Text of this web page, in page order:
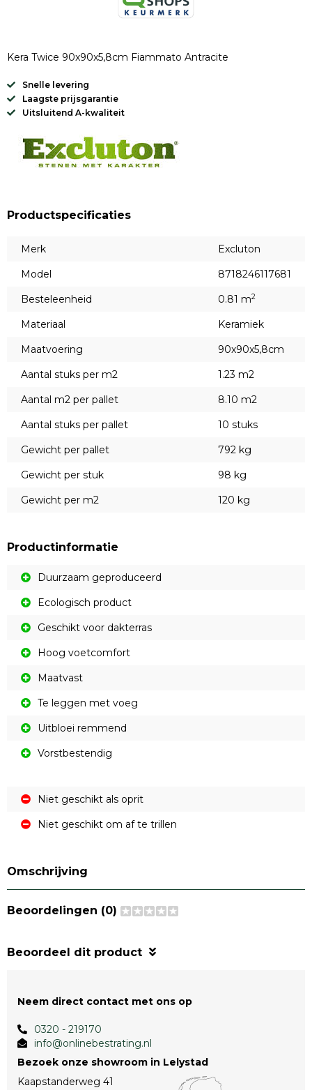
Kera Twice 90x90x5,8cm Fiammato Antracite
Snelle levering
Laagste prijsgarantie
Uitsluitend A-kwaliteit
Productspecificaties
Merk
Excluton
Model
8718246117681
Besteleenheid
0.81 m2
Materiaal
Keramiek
Maatvoering
90x90x5,8cm
Aantal stuks per m2
1.23 m2
Aantal m2 per pallet
8.10 m2
Aantal stuks per pallet
10 stuks
Gewicht per pallet
792 kg
Gewicht per stuk
98 kg
Gewicht per m2
120 kg
Productinformatie
Duurzaam geproduceerd
Ecologisch product
Geschikt voor dakterras
Hoog voetcomfort
Maatvast
Te leggen met voeg
Uitbloei remmend
Vorstbestendig
Niet geschikt als oprit
Niet geschikt om af te trillen
Omschrijving
Beoordelingen (0)
Beoordeel dit product
Neem direct contact met ons op
0320 - 219170
info@onlinebestrating.nl
Bezoek onze showroom in Lelystad
Kaapstanderweg 41